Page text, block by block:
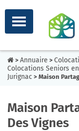
> Annuaire >
Colocations Seniors
Jurignac > Maison
Maison
Des Vignes